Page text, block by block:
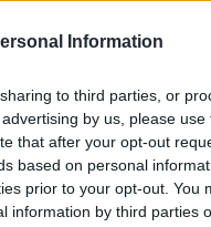
Information
to third parties, or
by us, please
that after your opt-out
based on personal
prior to your opt-out. You
information by third parties
a következő három évben
három győzelem jött
megnyerte a belga
(Thérier Monte-